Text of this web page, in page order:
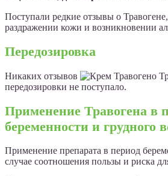
Поступали редкие отзывы о
раздражении кожи и возникновении
Передозировка
Никаких отзывов
о
передозировки не поступало.
Применение Травогена в
беременности и грудного
Применение препарата в период
случае соотношения пользы и риска